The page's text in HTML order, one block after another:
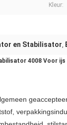
Kleur:
en Stabilisator,
4008 Voor